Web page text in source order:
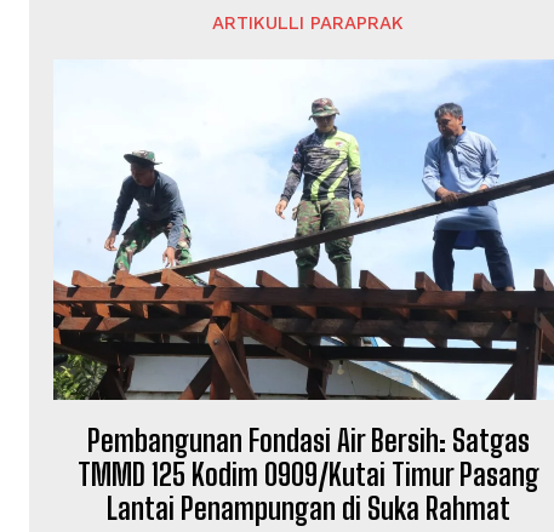
ARTIKULLI PARAPRAK
Pembangunan Fondasi Air Bersih: Satgas
TMMD 125 Kodim 0909/Kutai Timur Pasang
Lantai Penampungan di Suka Rahmat